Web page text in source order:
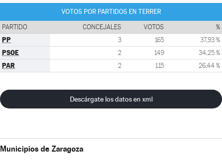
VOTOS POR PARTIDOS EN TERRER
PARTIDO CONCEJALES VOTOS %
PP 3 165 37,93 %
PSOE 2 149 34,25 %
PAR 2 115 26,44 %
Descárgate los datos en xml
Municipios de Zaragoza